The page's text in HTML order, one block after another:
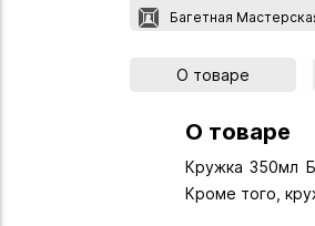
Багетная
О товаре
О товаре
Кружка 350мл
Кроме того,